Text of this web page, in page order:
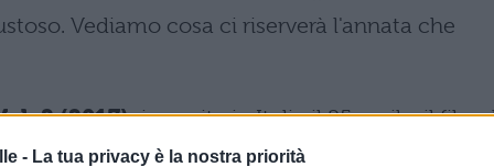
- La tua privacy è la nostra priorità
Vediamo cosa ci riserverà l'annata che
2 (2017):in uscita in Italia il 25 aprile, il film
e testardamente a vivere in un